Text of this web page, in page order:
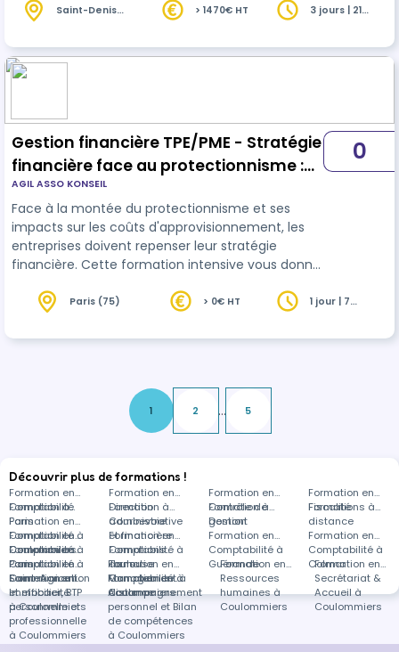
basiques et courantes.
Saint-Denis
> 1470€ HT
3 jours | 21
Gestion financière TPE/PME - Stratégie
financière face au protectionnisme :
Optimiser la gestion des stocks
AGIL ASSO KONSEIL
Face à la montée du protectionnisme et ses
impacts sur les coûts d'approvisionnement, les
entreprises doivent repenser leur stratégie
financière. Cette formation intensive vous donne
trésorerie et maintenir vos marges malgré les
stratégie financière robuste et des outils de
stock en opportunité financière : stratég…
0
Paris (75) > 0€ HT
1 jour | 7
1 2 ... 5
Découvrir plus de formations !
Formation en
Comptabilité
Formation en
Direction
administrative
et financière
Formation en
Contrôle de
gestion
Formation en
Fiscalité
Formation à
Paris
Formation à
Courbevoie
Formation à
Domont
Formations à
distance
Formation en
Comptabilité à
Coulommiers
Formation en
Comptabilité à
Paris
Formation en
Comptabilité à
Toulouse
Formation en
Comptabilité à
Guérande
Formation en
Comptabilité à
Colmar
Formation en
Comptabilité à
Saint-Agnant
Formations
dans
Comptabilité à
distance
Formation en
Communication
et efficacité
personnelle et
professionnelle
à Coulommiers
Formation en
Management à
Coulommiers
Formation en
Ressources
humaines à
Coulommiers
Formation en
Secrétariat &
Accueil à
Coulommiers
Formation en
Immobilier, BTP
à Coulommiers
Formation en
Accompagnement
personnel et Bilan
de compétences
à Coulommiers